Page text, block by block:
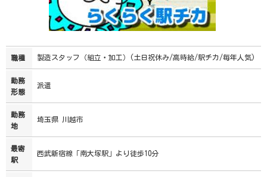
職種 製造スタッフ（組立・加工）(土日祝休み/高時給/駅チカ/毎年人気)
勤務
形態
派遣
勤務
地
埼玉県 川越市
最寄
駅
西武新宿線「南大塚駅」より徒歩10分